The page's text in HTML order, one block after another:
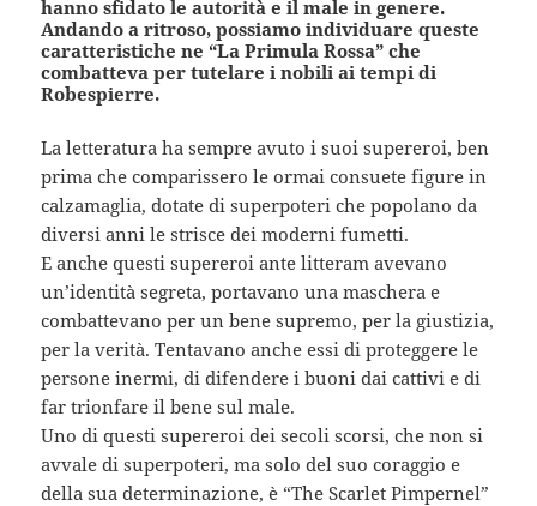
hanno sfidato le autorità e il male in genere.
Andando a ritroso, possiamo individuare queste
caratteristiche ne “La Primula Rossa” che
combatteva per tutelare i nobili ai tempi di
Robespierre.
La letteratura ha sempre avuto i suoi supereroi, ben
prima che comparissero le ormai consuete figure in
calzamaglia, dotate di superpoteri che popolano da
diversi anni le strisce dei moderni fumetti.
E anche questi supereroi ante litteram avevano
un’identità segreta, portavano una maschera e
combattevano per un bene supremo, per la giustizia,
per la verità. Tentavano anche essi di proteggere le
persone inermi, di difendere i buoni dai cattivi e di
far trionfare il bene sul male.
Uno di questi supereroi dei secoli scorsi, che non si
avvale di superpoteri, ma solo del suo coraggio e
della sua determinazione, è “The Scarlet Pimpernel”